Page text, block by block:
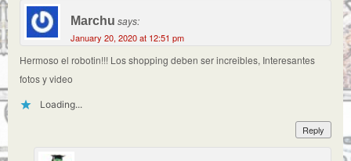
Marchu says:
January 20, 2020 at 12:51 pm
Hermoso el robotin!!! Los shopping deben ser increibles, Interesantes
fotos y video
Loading...
Reply